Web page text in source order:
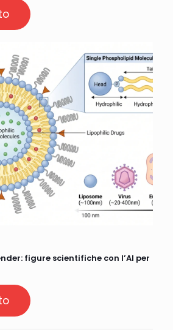
figure scientifiche con l’AI per